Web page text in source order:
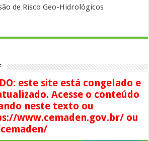
de Risco Geo-Hidrológicos
este site está congelado e
Acesse o conteúdo
neste texto ou
www.cemaden.gov.br/ ou